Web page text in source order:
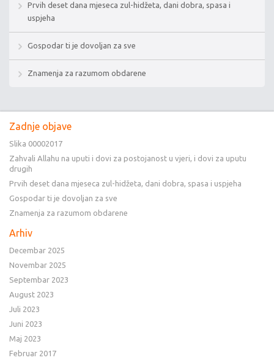
Prvih deset dana mjeseca zul-hidžeta, dani dobra, spasa i
uspjeha
Gospodar ti je dovoljan za sve
Znamenja za razumom obdarene
Zadnje objave
Slika 00002017
Zahvali Allahu na uputi i dovi za postojanost u vjeri, i dovi za uputu
drugih
Prvih deset dana mjeseca zul-hidžeta, dani dobra, spasa i uspjeha
Gospodar ti je dovoljan za sve
Znamenja za razumom obdarene
Arhiv
Decembar 2025
Novembar 2025
Septembar 2023
August 2023
Juli 2023
Juni 2023
Maj 2023
Februar 2017